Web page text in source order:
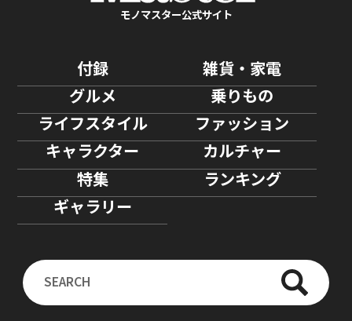
モノマスター公式サイト
付録
雑貨・家電
グルメ
乗りもの
ライフスタイル
ファッション
キャラクター
カルチャー
特集
ランキング
ギャラリー